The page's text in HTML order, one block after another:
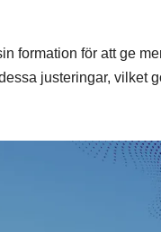
formation för att ge
justeringar, vilket